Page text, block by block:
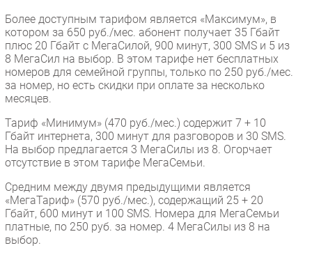
Более доступным тарифом является «Максимум», в
котором за 650 руб./мес. абонент получает 35 Гбайт
плюс 20 Гбайт с МегаСилой, 900 минут, 300 SMS и 5 из
8 МегаСил на выбор. В этом тарифе нет бесплатных
номеров для семейной группы, только по 250 руб./мес.
за номер, но есть скидки при оплате за несколько
месяцев.
Тариф «Минимум» (470 руб./мес.) содержит 7 + 10
Гбайт интернета, 300 минут для разговоров и 30 SMS.
На выбор предлагается 3 МегаСилы из 8. Огорчает
отсутствие в этом тарифе МегаСемьи.
Средним между двумя предыдущими является
«МегаТариф» (570 руб./мес.), содержащий 25 + 20
Гбайт, 600 минут и 100 SMS. Номера для МегаСемьи
платные, по 250 руб. за номер. 4 МегаСилы из 8 на
выбор.